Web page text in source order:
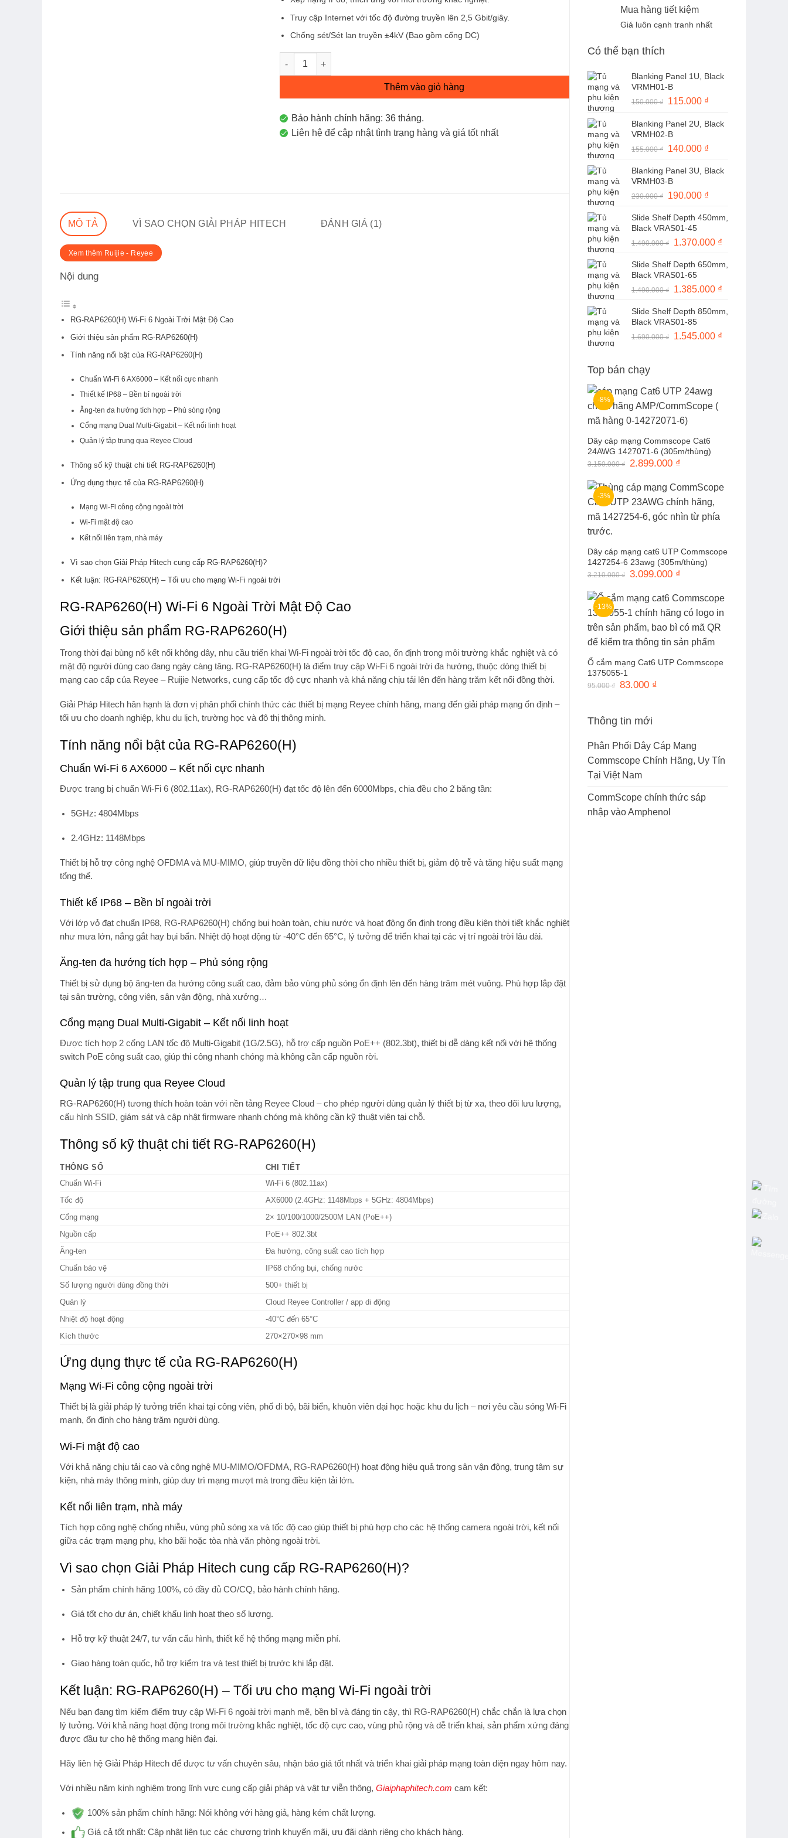
Mua hàng tiết kiệm
Giá luôn cạnh tranh nhất
Có thể bạn thích
Blanking Panel 1U, Black
VRMH01-B
150.000₫
Giá
là:
150.000 ₫.
115.000 ₫
tại
Blanking Panel 2U, Black
VRMH02-B
155.000₫
Giá
là:
155.000 ₫.
140.000 ₫
tại
Blanking Panel 3U, Black
VRMH03-B
230.000₫
Giá
là:
230.000 ₫.
190.000 ₫
tại
190.000 ₫.
Slide Shelf Depth 450mm,
Black VRAS01-45
1.490.000₫
Giá
là:
1.490.000 ₫.
1.370.000 ₫
tại
Slide Shelf Depth 650mm,
Black VRAS01-65
1.490.000₫
Giá
là:
1.490.000 ₫.
1.385.000 ₫
tại
Slide Shelf Depth 850mm,
Black VRAS01-85
1.690.000₫
Giá
1.545.000 ₫
Top bán chạy
-8%
Dây cáp mạng Commscope Cat6
24AWG 1427071-6 (305m/thùng)
3.150.000₫
Giá
3.150.000 ₫.
2.899.000 ₫
là:
2.899.000 ₫.
-3%
Dây cáp mạng cat6 UTP Commscope
1427254-6 23awg (305m/thùng)
3.210.000₫
Giá
3.210.000 ₫.
3.099.000 ₫
là:
3.099.000 ₫.
-13%
Ổ cắm mạng Cat6 UTP Commscope
1375055-1
95.000₫ Giá
83.000 ₫
Thông tin mới
Phân Phối Dây Cáp Mạng
Commscope Chính Hãng, Uy Tín
Tại Việt Nam
CommScope chính thức sáp
nhập vào Amphenol
Truy cập Internet với tốc độ đường truyền lên 2,5 Gbit/giây.
Chống sét/Sét lan truyền ±4kV (Bao gồm cổng DC)
RG-RAP6260(H) Wi-Fi 6 Ngoài Trời Mật Độ Cao số lượng
Thêm vào giỏ hàng
Bảo hành chính hãng: 36 tháng.
Liên hệ để cập nhật tình trạng hàng và giá tốt nhất
MÔ TẢ VÌ SAO CHỌN GIẢI PHÁP HITECH ĐÁNH GIÁ (1)
Xem thêm Ruijie - Reyee
Nội dung
RG-RAP6260(H) Wi-Fi 6 Ngoài Trời Mật Độ Cao
Giới thiệu sản phẩm RG-RAP6260(H)
Tính năng nổi bật của RG-RAP6260(H)
Chuẩn Wi-Fi 6 AX6000 – Kết nối cực nhanh
Thiết kế IP68 – Bền bỉ ngoài trời
Ăng-ten đa hướng tích hợp – Phủ sóng rộng
Cổng mạng Dual Multi-Gigabit – Kết nối linh hoạt
Quản lý tập trung qua Reyee Cloud
Thông số kỹ thuật chi tiết RG-RAP6260(H)
Ứng dụng thực tế của RG-RAP6260(H)
Mạng Wi-Fi công cộng ngoài trời
Wi-Fi mật độ cao
Kết nối liên trạm, nhà máy
Vì sao chọn Giải Pháp Hitech cung cấp RG-RAP6260(H)?
Kết luận: RG-RAP6260(H) – Tối ưu cho mạng Wi-Fi ngoài trời
RG-RAP6260(H) Wi-Fi 6 Ngoài Trời Mật Độ Cao
Giới thiệu sản phẩm RG-RAP6260(H)
Trong thời đại bùng nổ kết nối không dây, nhu cầu triển khai Wi-Fi ngoài trời tốc độ cao, ổn định trong môi trường khắc nghiệt và có
mật độ người dùng cao đang ngày càng tăng. RG-RAP6260(H) là điểm truy cập Wi-Fi 6 ngoài trời đa hướng, thuộc dòng thiết bị
mạng cao cấp của Reyee – Ruijie Networks, cung cấp tốc độ cực nhanh và khả năng chịu tải lên đến hàng trăm kết nối đồng thời.
Giải Pháp Hitech hân hạnh là đơn vị phân phối chính thức các thiết bị mạng Reyee chính hãng, mang đến giải pháp mạng ổn định –
tối ưu cho doanh nghiệp, khu du lịch, trường học và đô thị thông minh.
Tính năng nổi bật của RG-RAP6260(H)
Chuẩn Wi-Fi 6 AX6000 – Kết nối cực nhanh
Được trang bị chuẩn Wi-Fi 6 (802.11ax), RG-RAP6260(H) đạt tốc độ lên đến 6000Mbps, chia đều cho 2 băng tần:
5GHz: 4804Mbps
2.4GHz: 1148Mbps
Thiết bị hỗ trợ công nghệ OFDMA và MU-MIMO, giúp truyền dữ liệu đồng thời cho nhiều thiết bị, giảm độ trễ và tăng hiệu suất mạng
tổng thể.
Thiết kế IP68 – Bền bỉ ngoài trời
Với lớp vỏ đạt chuẩn IP68, RG-RAP6260(H) chống bụi hoàn toàn, chịu nước và hoạt động ổn định trong điều kiện thời tiết khắc nghiệt
như mưa lớn, nắng gắt hay bụi bẩn. Nhiệt độ hoạt động từ -40°C đến 65°C, lý tưởng để triển khai tại các vị trí ngoài trời lâu dài.
Ăng-ten đa hướng tích hợp – Phủ sóng rộng
Thiết bị sử dụng bộ ăng-ten đa hướng công suất cao, đảm bảo vùng phủ sóng ổn định lên đến hàng trăm mét vuông. Phù hợp lắp đặt
tại sân trường, công viên, sân vận động, nhà xưởng…
Cổng mạng Dual Multi-Gigabit – Kết nối linh hoạt
Được tích hợp 2 cổng LAN tốc độ Multi-Gigabit (1G/2.5G), hỗ trợ cấp nguồn PoE++ (802.3bt), thiết bị dễ dàng kết nối với hệ thống
switch PoE công suất cao, giúp thi công nhanh chóng mà không cần cấp nguồn rời.
Quản lý tập trung qua Reyee Cloud
RG-RAP6260(H) tương thích hoàn toàn với nền tảng Reyee Cloud – cho phép người dùng quản lý thiết bị từ xa, theo dõi lưu lượng,
cấu hình SSID, giám sát và cập nhật firmware nhanh chóng mà không cần kỹ thuật viên tại chỗ.
Thông số kỹ thuật chi tiết RG-RAP6260(H)
THÔNG SỐ
CHI TIẾT
Chuẩn Wi-Fi
Wi-Fi 6 (802.11ax)
Tốc độ
AX6000 (2.4GHz: 1148Mbps + 5GHz: 4804Mbps)
Cổng mạng
2× 10/100/1000/2500M LAN (PoE++)
Nguồn cấp
PoE++ 802.3bt
Ăng-ten
Đa hướng, công suất cao tích hợp
Chuẩn bảo vệ
IP68 chống bụi, chống nước
Số lượng người dùng đồng thời
500+ thiết bị
Quản lý
Cloud Reyee Controller / app di động
Nhiệt độ hoạt động
-40°C đến 65°C
Kích thước
270×270×98 mm
Ứng dụng thực tế của RG-RAP6260(H)
Mạng Wi-Fi công cộng ngoài trời
Thiết bị là giải pháp lý tưởng triển khai tại công viên, phố đi bộ, bãi biển, khuôn viên đại học hoặc khu du lịch – nơi yêu cầu sóng Wi-Fi
mạnh, ổn định cho hàng trăm người dùng.
Wi-Fi mật độ cao
Với khả năng chịu tải cao và công nghệ MU-MIMO/OFDMA, RG-RAP6260(H) hoạt động hiệu quả trong sân vận động, trung tâm sự
kiện, nhà máy thông minh, giúp duy trì mạng mượt mà trong điều kiện tải lớn.
Kết nối liên trạm, nhà máy
Tích hợp công nghệ chống nhiễu, vùng phủ sóng xa và tốc độ cao giúp thiết bị phù hợp cho các hệ thống camera ngoài trời, kết nối
giữa các trạm mạng phụ, kho bãi hoặc tòa nhà văn phòng ngoài trời.
Vì sao chọn Giải Pháp Hitech cung cấp RG-RAP6260(H)?
Sản phẩm chính hãng 100%, có đầy đủ CO/CQ, bảo hành chính hãng.
Giá tốt cho dự án, chiết khấu linh hoạt theo số lượng.
Hỗ trợ kỹ thuật 24/7, tư vấn cấu hình, thiết kế hệ thống mạng miễn phí.
Giao hàng toàn quốc, hỗ trợ kiểm tra và test thiết bị trước khi lắp đặt.
Kết luận: RG-RAP6260(H) – Tối ưu cho mạng Wi-Fi ngoài trời
Nếu bạn đang tìm kiếm điểm truy cập Wi-Fi 6 ngoài trời mạnh mẽ, bền bỉ và đáng tin cậy, thì RG-RAP6260(H) chắc chắn là lựa chọn
lý tưởng. Với khả năng hoạt động trong môi trường khắc nghiệt, tốc độ cực cao, vùng phủ rộng và dễ triển khai, sản phẩm xứng đáng
được đầu tư cho hệ thống mạng hiện đại.
Hãy liên hệ Giải Pháp Hitech để được tư vấn chuyên sâu, nhận báo giá tốt nhất và triển khai giải pháp mạng toàn diện ngay hôm nay.
Với nhiều năm kinh nghiệm trong lĩnh vực cung cấp giải pháp và vật tư viễn thông, Giaiphaphitech.com cam kết:
100% sản phẩm chính hãng: Nói không với hàng giả, hàng kém chất lượng.
Giá cả tốt nhất: Cập nhật liên tục các chương trình khuyến mãi, ưu đãi dành riêng cho khách hàng.